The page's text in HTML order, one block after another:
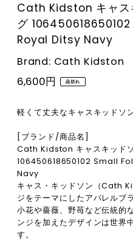
Cath Kidston キャス
グ
Royal Ditsy Navy
Brand: Cath Kidston
6,600円 品切れ
軽くて丈夫なキャスキッドソ
[ブランド/商品名]
Cath Kidston キャスキッド
106450618650102 Small
Navy
キャス・キッドソン（Cath
ジをテーマにしたアパレルブ
小花や薔薇、野苺など伝統的
ンジを加えたデザインは世界
す。